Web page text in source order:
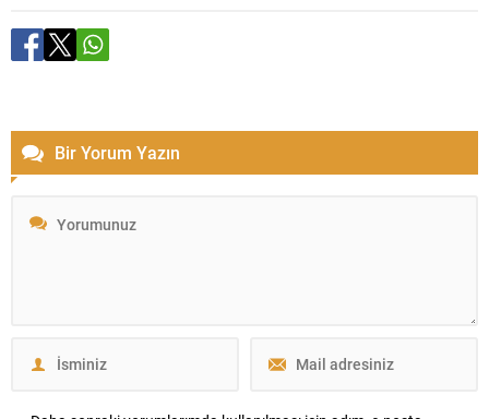
Bir Yorum Yazın